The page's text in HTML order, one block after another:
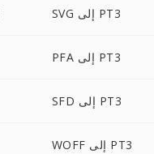
SVG إلى PT3
PFA إلى PT3
SFD إلى PT3
WOFF إلى PT3